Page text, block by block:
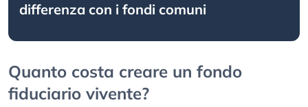
differenza con i fondi comuni
Quanto costa creare un fondo
fiduciario vivente?